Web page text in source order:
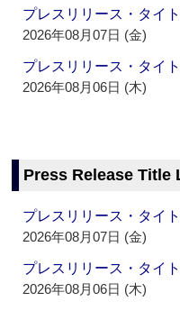
プレスリリース・タイ
2026年08月07日 (金)
プレスリリース・タイ
2026年08月06日 (木)
Press Release Title
プレスリリース・タイ
2026年08月07日 (金)
プレスリリース・タイ
2026年08月06日 (木)